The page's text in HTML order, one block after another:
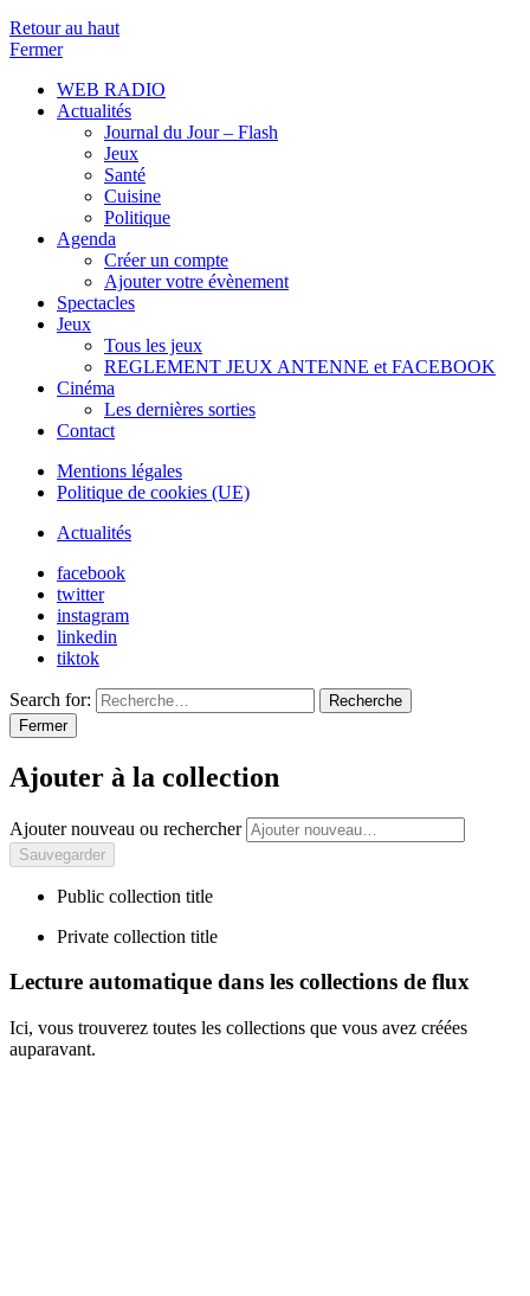
Retour au haut
Fermer
WEB RADIO
Actualités
Journal du Jour – Flash
Jeux
Santé
Cuisine
Politique
Agenda
Créer un compte
Ajouter votre évènement
Spectacles
Jeux
Tous les jeux
REGLEMENT JEUX ANTENNE et FACEBOOK
Cinéma
Les dernières sorties
Contact
Mentions légales
Politique de cookies (UE)
Actualités
facebook
twitter
instagram
linkedin
tiktok
Search for:
Recherche
Fermer
Ajouter à la collection
Ajouter nouveau ou rechercher
Public collection title
Private collection title
Lecture automatique dans les collections de flux
Ici, vous trouverez toutes les collections que vous avez créées
auparavant.